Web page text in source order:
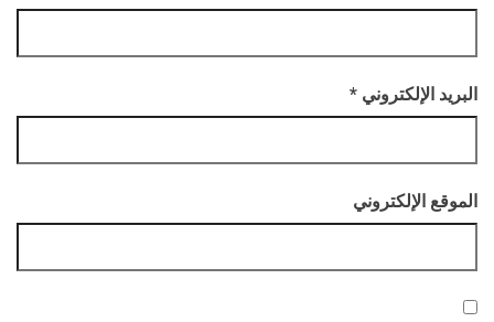
البريد الإلكتروني *
الموقع الإلكتروني